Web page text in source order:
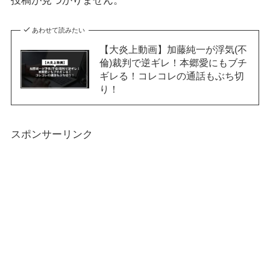
あわせて読みたい
【大炎上動画】加藤純一が浮気(不
倫)裁判で逆ギレ！本郷愛にもブチ
ギレる！コレコレの通話もぶち切
り！
スポンサーリンク